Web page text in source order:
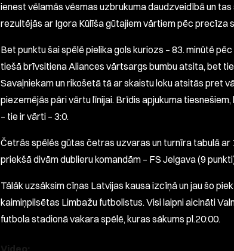
ienest vēlamās vēsmas uzbrukuma daudzveidībā un
rezultējās ar Igora Kūlīša gūtajiem vārtiem pēc precīza
Bet punktu šai spēlē pielika gols kuriozs – 83. minūtē
tiešā brīvsitiena Aliances vārtsargs bumbu atsita, bet
Savaļniekam un rikošetā tā ar skaistu loku atsitās pret
piezemējās pāri vārtu līnijai. Brīdis apjukuma
– tie ir vārti – 3:0.
Četrās spēlēs gūtas četras uzvaras un turnīra tabulā ar
priekšā divām dublieru komandām – FS Jelgava (9
Tālāk uzsāksim cīņas Latvijas kausa izcīņā un jau šo
kaimiņpilsētas Limbažu futbolistus. Visi laipni aicināti
futbola stadionā vakara spēlē, kuras sākums pl.20:00.
Video: